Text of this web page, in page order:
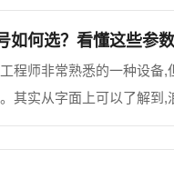
如何选？看懂这些参
程师非常熟悉的一种设备
其实从字面上可以了解到
感应电流,浪涌保护器可